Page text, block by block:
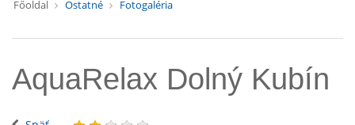
Főoldal Ostatné Fotogaléria
AquaRelax Dolný Kubín